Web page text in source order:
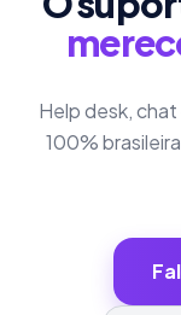
Help desk,
100%